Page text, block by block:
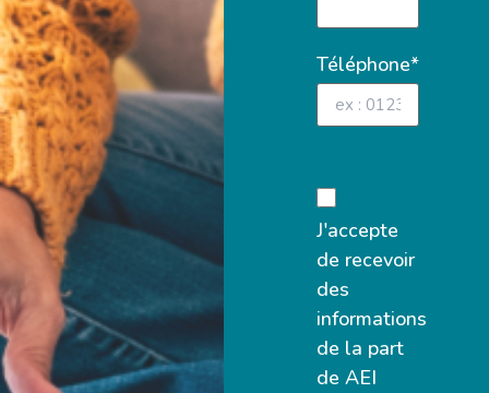
Téléphone*
J'accepte
de recevoir
des
informations
de la part
de AEI